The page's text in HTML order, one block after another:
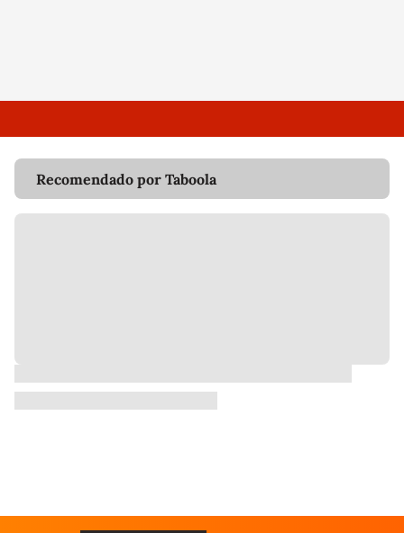
Recomendado por Taboola